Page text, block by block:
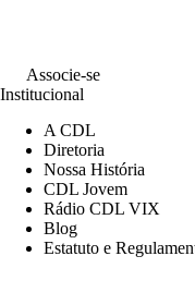
Associe-se
Institucional
A CDL
Diretoria
Nossa História
CDL Jovem
Rádio CDL VIX
Blog
Estatuto e